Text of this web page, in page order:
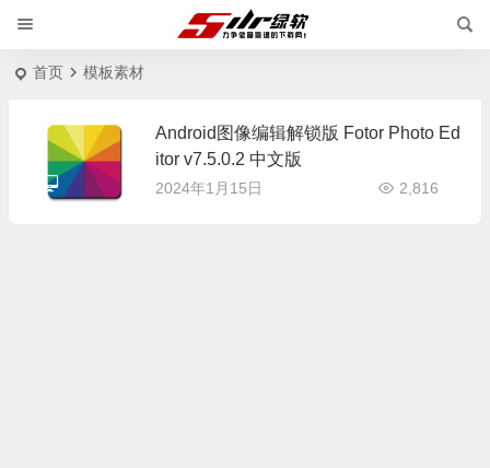
首页 模板素材
Android图像编辑解锁版 Fotor Photo Ed
itor v7.5.0.2 中文版
2024年1月15日 2,816